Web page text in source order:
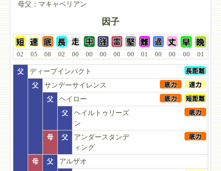
母父： マキャベリアン
因子
02 05 08 02 00 00 00 00 00 01 00 00 00 01
父
ディープインパクト
父
サンデーサイレンス
父
ヘイロー
父
ヘイルトゥリーズ
ン
母
父
アンダースタンデ
ィング
母
父
アルザオ